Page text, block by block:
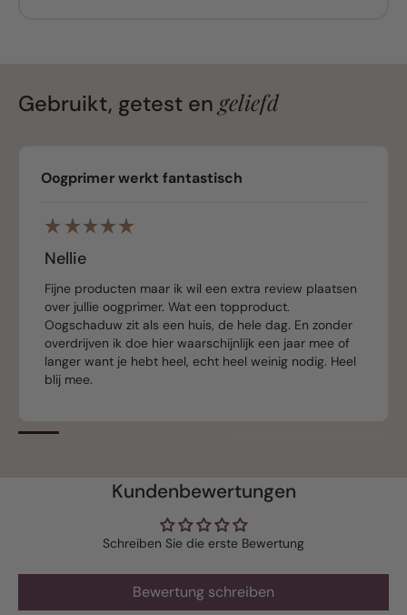
Gebruikt, getest en geliefd
Oogprimer werkt fantastisch
Nellie
Fijne producten maar ik wil een extra review plaatsen
over jullie oogprimer. Wat een topproduct.
Oogschaduw zit als een huis, de hele dag. En zonder
overdrijven ik doe hier waarschijnlijk een jaar mee of
langer want je hebt heel, echt heel weinig nodig. Heel
blij mee.
Kundenbewertungen
Schreiben Sie die erste Bewertung
Bewertung schreiben